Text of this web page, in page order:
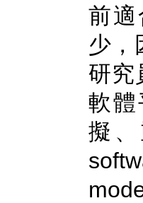
前
少，
研究
軟
擬